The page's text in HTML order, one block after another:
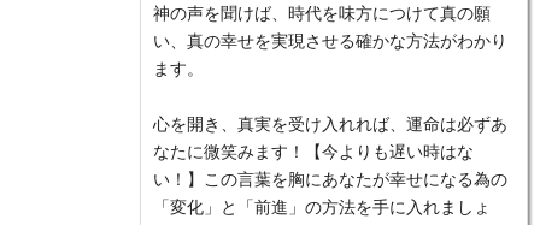
神の声を聞けば、時代を味方につけて真の願
い、真の幸せを実現させる確かな方法がわかり
ます。
心を開き、真実を受け入れれば、運命は必ずあ
なたに微笑みます！【今よりも遅い時はな
い！】この言葉を胸にあなたが幸せになる為の
「変化」と「前進」の方法を手に入れましょ